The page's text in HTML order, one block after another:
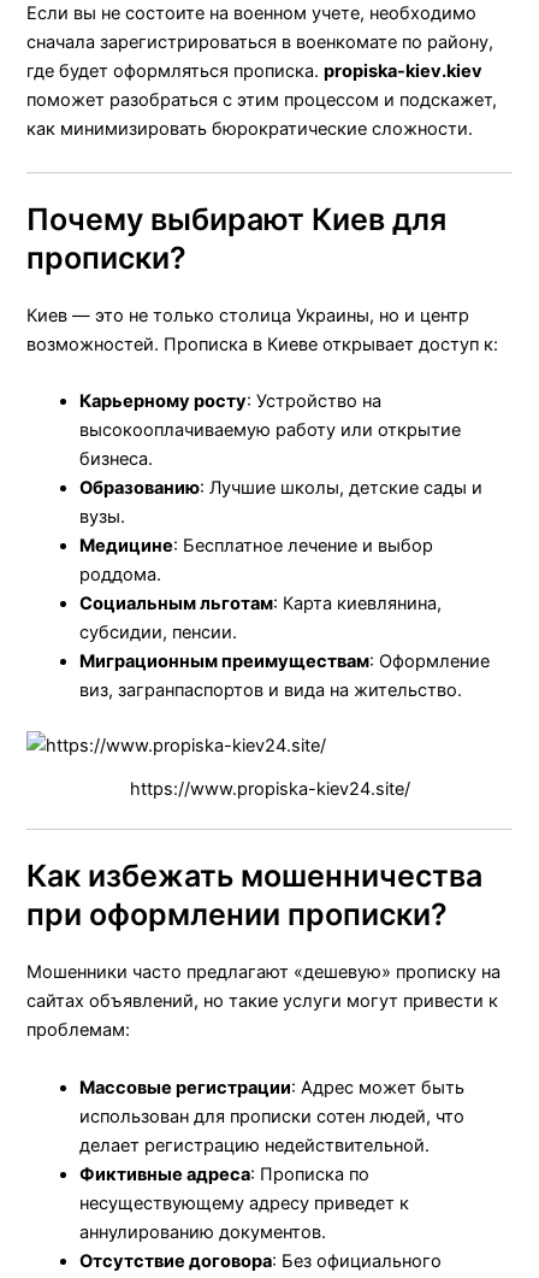
Если вы не состоите на военном учете, необходимо
сначала зарегистрироваться в военкомате по району,
где будет оформляться прописка.propiska-kiev.kiev
поможет разобраться с этим процессом и подскажет,
как минимизировать бюрократические сложности.
Почему выбирают Киев для
прописки?
Киев — это не только столица Украины, но и центр
возможностей. Прописка в Киеве открывает доступ к:
Карьерному росту: Устройство на
высокооплачиваемую работу или открытие
бизнеса.
Образованию: Лучшие школы, детские сады и
вузы.
Медицине: Бесплатное лечение и выбор
роддома.
Социальным льготам: Карта киевлянина,
субсидии, пенсии.
Миграционным преимуществам: Оформление
виз, загранпаспортов и вида на жительство.
https://www.propiska-kiev24.site/
Как избежать мошенничества
при оформлении прописки?
Мошенники часто предлагают «дешевую» прописку на
сайтах объявлений, но такие услуги могут привести к
проблемам:
Массовые регистрации: Адрес может быть
использован для прописки сотен людей, что
делает регистрацию недействительной.
Фиктивные адреса: Прописка по
несуществующему адресу приведет к
аннулированию документов.
Отсутствие договора: Без официального